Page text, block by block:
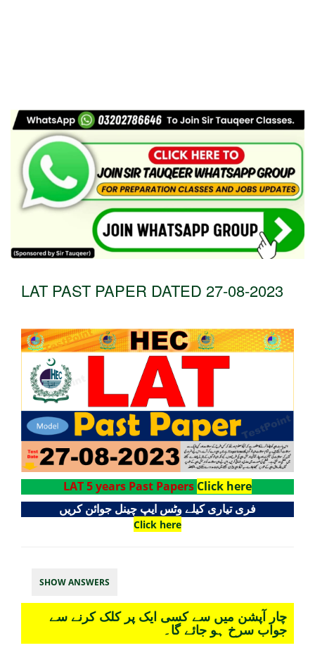
LAT PAST PAPER DATED 27-08-2023
LAT 5 years Past Papers Click here
فری تیاری کیلے وٹس ایپ چینل جوائن کریں
Click here
SHOW ANSWERS
چار آپشن میں سے کسی ایک پر کلک کرنے سے
جواب سرخ ہو جائے گا۔